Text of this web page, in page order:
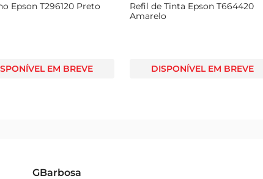
Epson T296120 Preto
EM BREVE
Refil de Tinta Epson T664420
Amarelo
DISPONÍVEL EM BREVE
GBarbosa